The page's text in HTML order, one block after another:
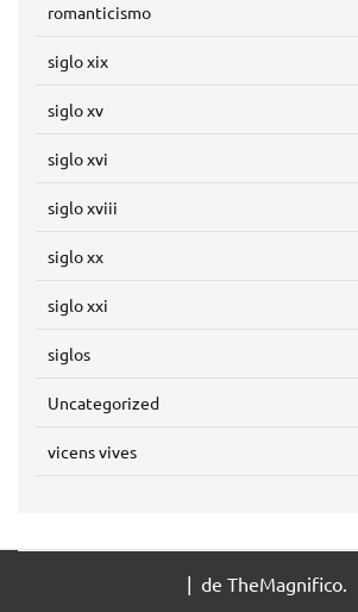
romanticismo
siglo xix
siglo xv
siglo xvi
siglo xviii
siglo xx
siglo xxi
siglos
Uncategorized
vicens vives
| de TheMagnifico.